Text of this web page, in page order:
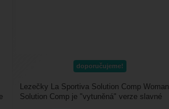
doporučujeme!
Lezečky La Sportiva Solution Comp Woman
Solution Comp je "vytuněná" verze slavné